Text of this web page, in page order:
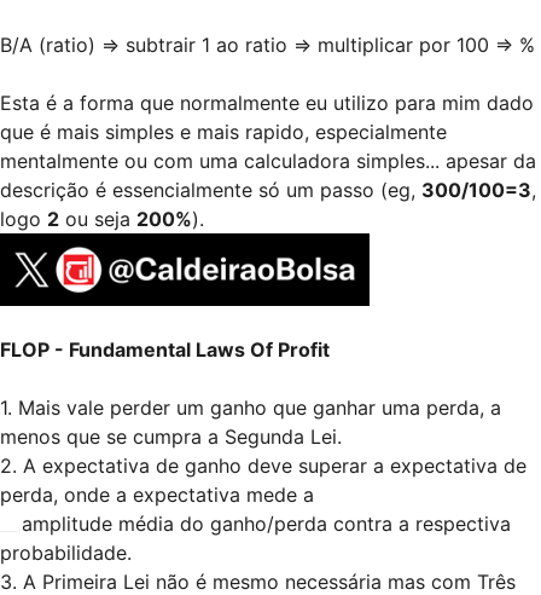
B/A (ratio) => subtrair 1 ao ratio => multiplicar por 100 => %
Esta é a forma que normalmente eu utilizo para mim dado
que é mais simples e mais rapido, especialmente
mentalmente ou com uma calculadora simples... apesar da
descrição é essencialmente só um passo (eg, 300/100=3,
logo 2 ou seja 200%).
FLOP - Fundamental Laws Of Profit
1. Mais vale perder um ganho que ganhar uma perda, a
menos que se cumpra a Segunda Lei.
2. A expectativa de ganho deve superar a expectativa de
perda, onde a expectativa mede a
amplitude média do ganho/perda contra a respectiva
probabilidade.
3. A Primeira Lei não é mesmo necessária mas com Três